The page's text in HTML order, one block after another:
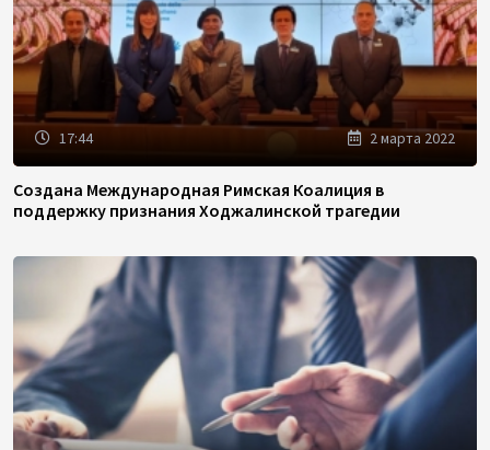
17:44 2 марта 2022
Создана Международная Римская Коалиция в
поддержку признания Ходжалинской трагедии